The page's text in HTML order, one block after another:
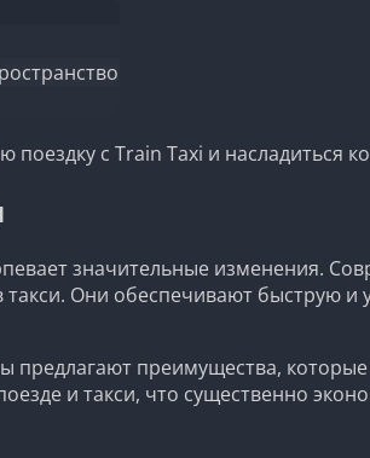
с Train Taxi и насладиться
значительные изменения.
Они обеспечивают быструю и
преимущества,
и такси, что существенно